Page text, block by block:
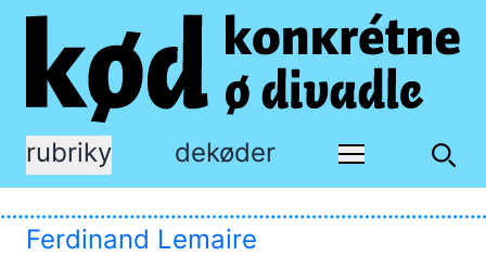
rubriky dekøder
Ferdinand Lemaire